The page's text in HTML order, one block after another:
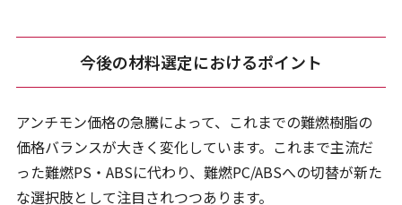
今後の材料選定におけるポイント
アンチモン価格の急騰によって、これまでの難燃樹脂の
価格バランスが大きく変化しています。これまで主流だ
った難燃PS・ABSに代わり、難燃PC/ABSへの切替が新た
な選択肢として注目されつつあります。